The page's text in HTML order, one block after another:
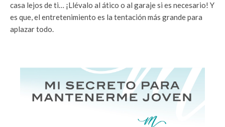
casa lejos de ti… ¡Llévalo al ático o al garaje si es necesario! Y
es que, el entretenimiento es la tentación más grande para
aplazar todo.